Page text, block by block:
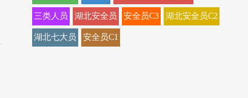
三类人员 湖北安全员 安全员C3 湖北安全员C2
湖北七大员 安全员C1